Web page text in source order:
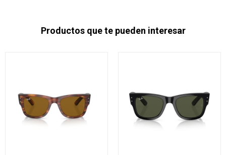
Productos que te pueden interesar